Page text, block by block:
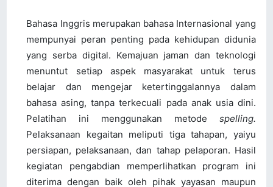
Bahasa Inggris merupakan bahasa Internasional yang
mempunyai peran penting pada kehidupan didunia
yang serba digital. Kemajuan jaman dan teknologi
menuntut setiap aspek masyarakat untuk terus
belajar dan mengejar ketertinggalannya dalam
bahasa asing, tanpa terkecuali pada anak usia dini.
Pelatihan ini menggunakan metode spelling.
Pelaksanaan kegaitan meliputi tiga tahapan, yaiyu
persiapan, pelaksanaan, dan tahap pelaporan. Hasil
kegiatan pengabdian memperlihatkan program ini
diterima dengan baik oleh pihak yayasan maupun